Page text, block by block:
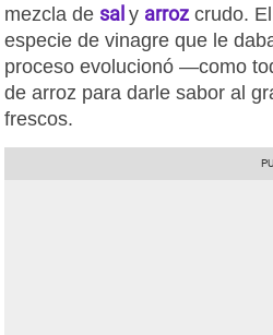
mezcla de sal y arroz crudo.
especie de vinagre que le
proceso evolucionó —como
de arroz para darle sabor al
frescos.